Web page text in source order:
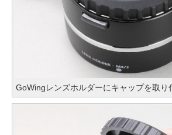
GoWingレンズホルダーにキャップを取り